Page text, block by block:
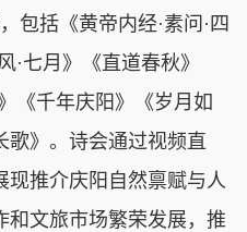
括《黄帝内经·素问·四
·七月》《直道春秋》
《千年庆阳》《岁月如
歌》。诗会通过视频直
现推介庆阳自然禀赋与人
和文旅市场繁荣发展，推